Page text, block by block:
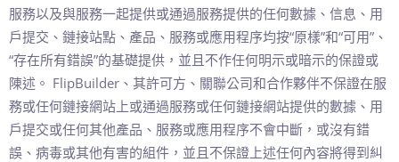
服務以及與服務一起提供或通過服務提供的任何數據、信息、用
戶提交、鏈接站點、產品、服務或應用程序均按“原樣”和“可用”、
“存在所有錯誤”的基礎提供，並且不作任何明示或暗示的保證或
陳述。 FlipBuilder、其許可方、關聯公司和合作夥伴不保證在服
務或任何鏈接網站上或通過服務或任何鏈接網站提供的數據、用
戶提交或任何其他產品、服務或應用程序不會中斷，或沒有錯
誤、病毒或其他有害的組件，並且不保證上述任何內容將得到糾